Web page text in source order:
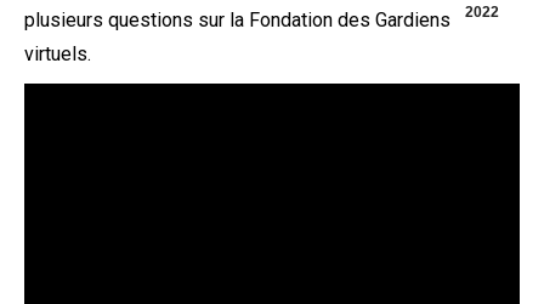
2022
plusieurs questions sur la Fondation des Gardiens
virtuels.